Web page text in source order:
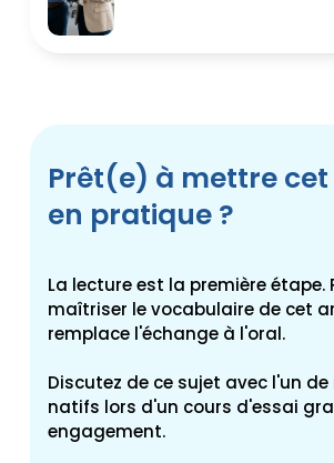
Prêt(e) à mettre
en pratique ?
La lecture est la première étape.
maîtriser le vocabulaire de cet
remplace l'échange à l'oral.
Discutez de ce sujet avec l'un
natifs lors d'un cours d'essai
engagement.